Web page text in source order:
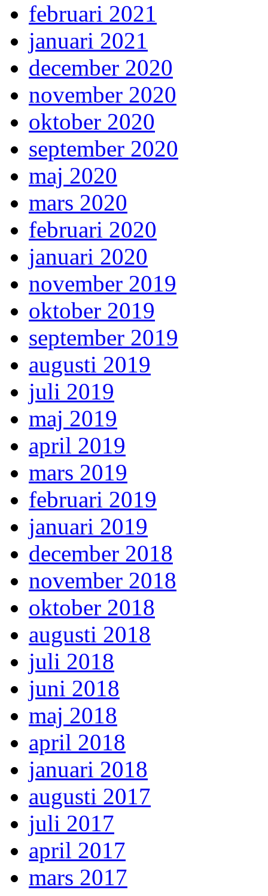
februari 2021
januari 2021
december 2020
november 2020
oktober 2020
september 2020
maj 2020
mars 2020
februari 2020
januari 2020
november 2019
oktober 2019
september 2019
augusti 2019
juli 2019
maj 2019
april 2019
mars 2019
februari 2019
januari 2019
december 2018
november 2018
oktober 2018
augusti 2018
juli 2018
juni 2018
maj 2018
april 2018
januari 2018
augusti 2017
juli 2017
april 2017
mars 2017